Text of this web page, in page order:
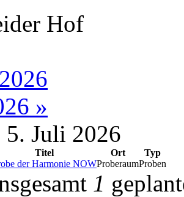
Hof
»
5. Juli 2026
Titel Ort
Typ
der Harmonie NOWProberaumProben
1